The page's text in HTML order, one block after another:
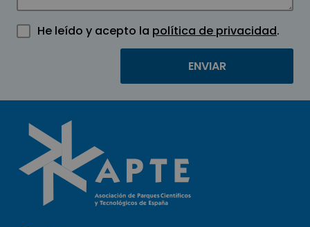
He leído y acepto la política de privacidad.